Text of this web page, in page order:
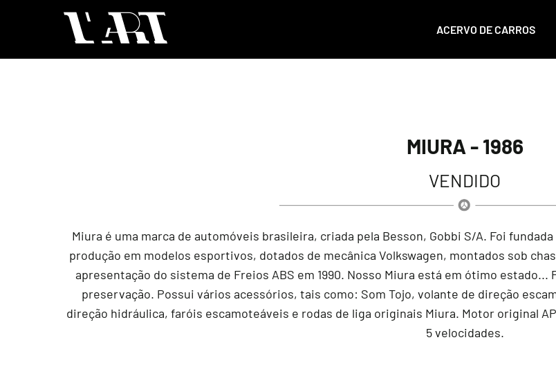
ACERVO DE CARROS
MIURA - 1986
VENDIDO
Miura é uma marca de automóveis brasileira, criada pela Besson, Gobbi S/A. Foi
produção em modelos esportivos, dotados de mecânica Volkswagen, montados sob
apresentação do sistema de Freios ABS em 1990. Nosso Miura está em ótimo
preservação. Possui vários acessórios, tais como: Som Tojo, volante de direção
direção hidráulica, faróis escamoteáveis e rodas de liga originais Miura. Motor original
5 velocidades.